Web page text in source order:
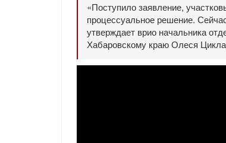
«Поступило заявление,
процессуальное решение.
утверждает врио начальника
Хабаровскому краю Олеся